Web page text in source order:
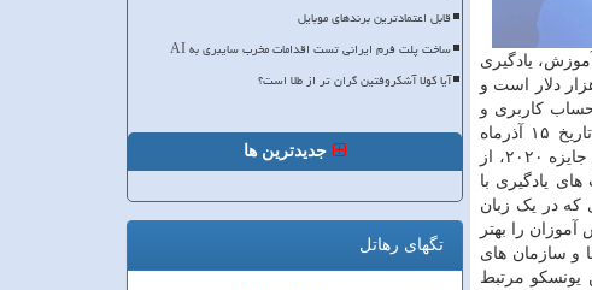
یادگیری
کل آن استفاده می نمایند، حمایت می کند. گروه آموزش کمیسیون ملی یونسکو اعلام نموده است که مبلغ جایزه، ۲۵ هزار دلار است و
حساب کاربری و
سپس تکمیل فرم ثبت نام برخط اقدام نمایند. حداکثر مهلت مقرر برای ارسال فرم تقاضای تکمیل شده به صورت آنلاین، تاریخ ۱۵ آذرماه
در جایزه ۲۰۲۰، از
یادگیری با
که در یک زبان
را بهتر
و سازمان های
یونسکو مرتبط
قابل اعتمادترین برندهای موبایل
ساخت پلت فرم ایرانی تست اقدامات مخرب سایبری به AI
آیا کولا آشکروفتین گران تر از طلا است؟
جدیدترین ها
تگهای رهاتل